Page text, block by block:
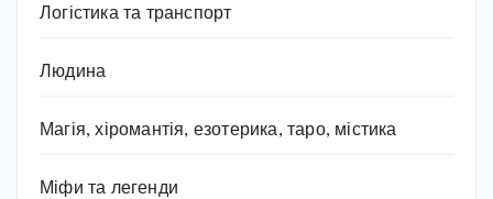
Логістика та транспорт
Людина
Магія, хіромантія, езотерика, таро, містика
Міфи та легенди